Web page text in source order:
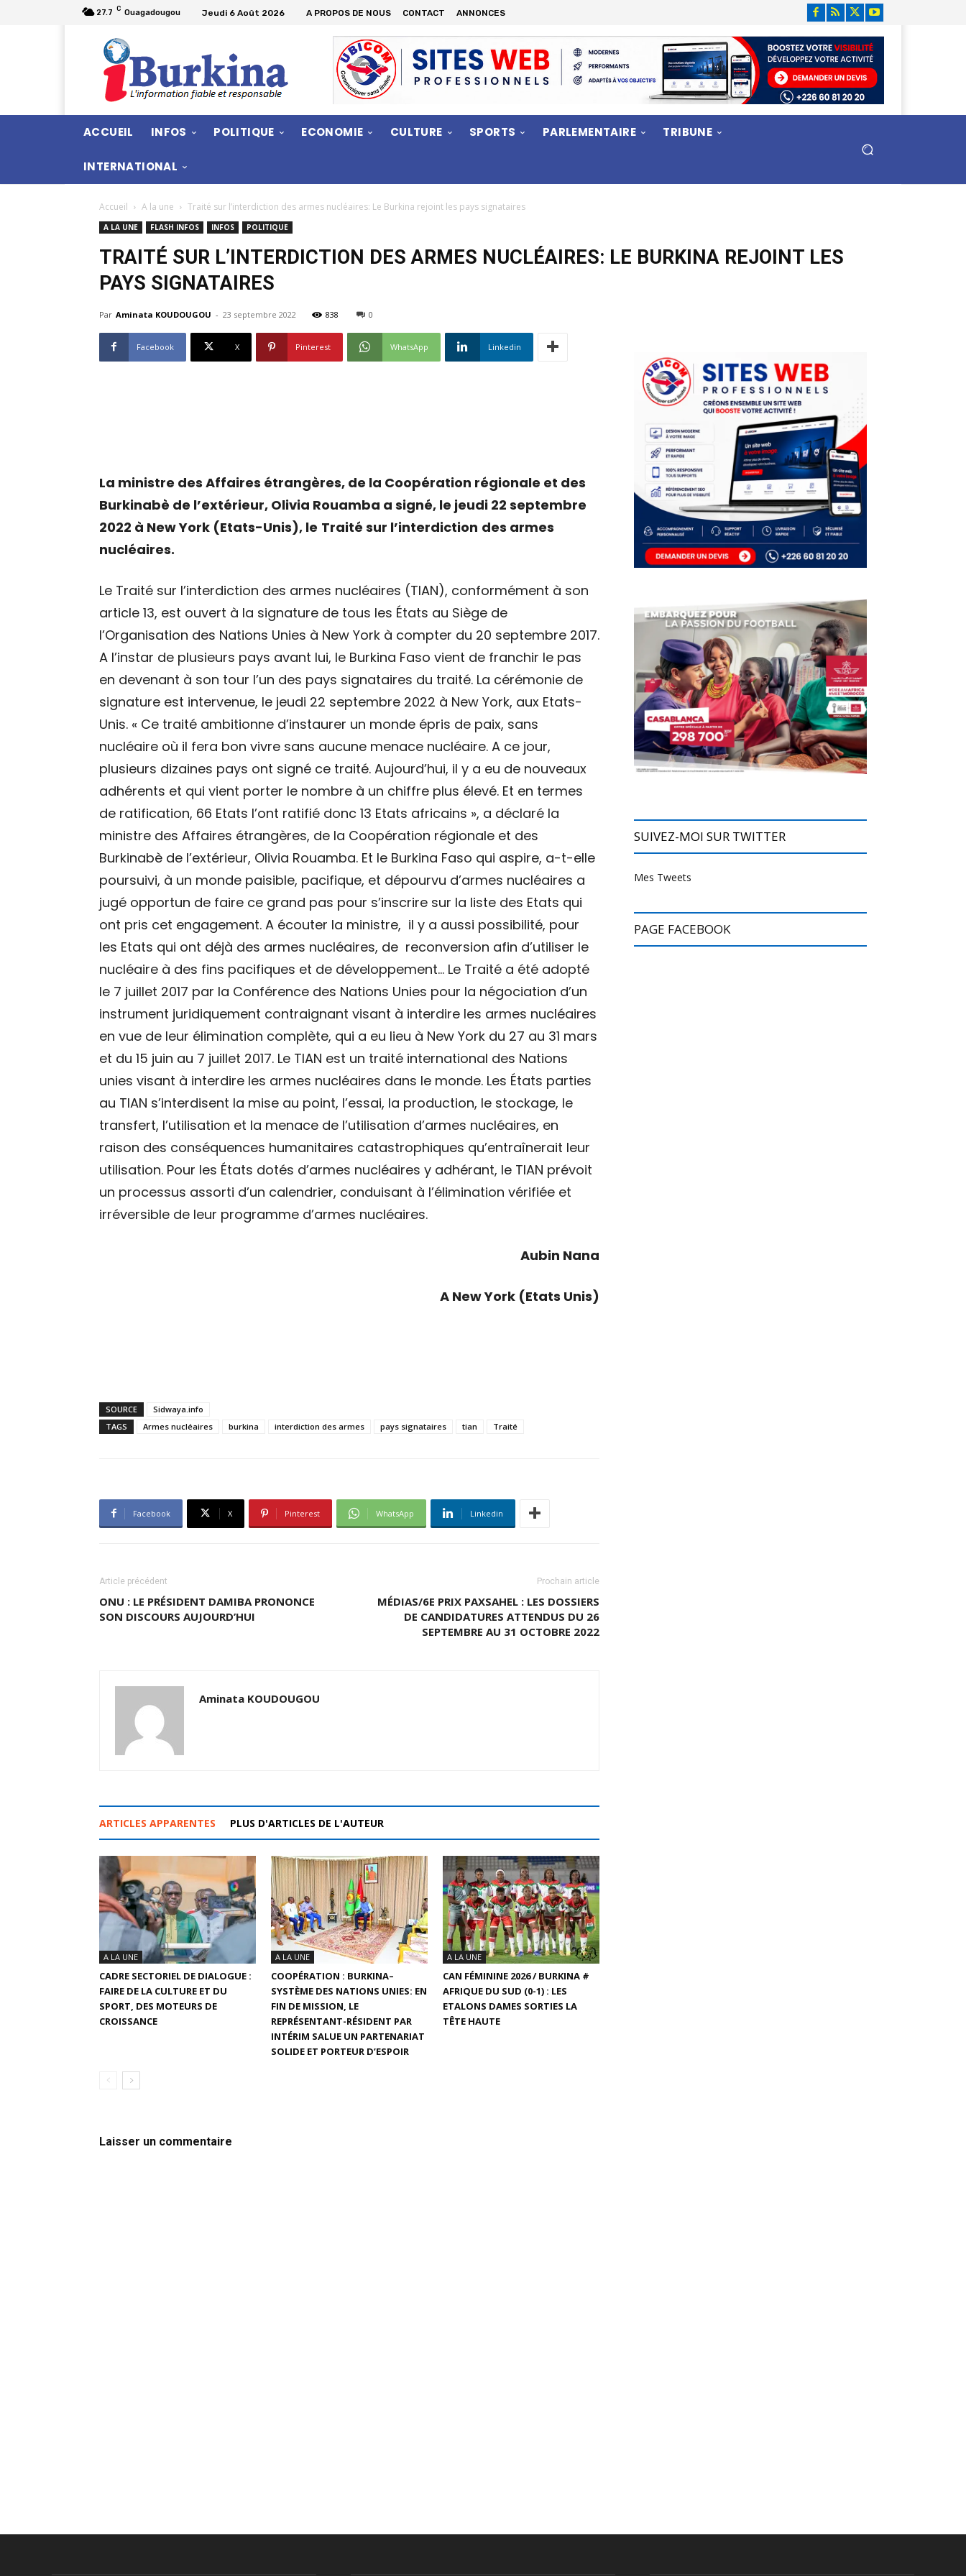
27.7 C Ouagadougou Jeudi 6 Août 2026 A PROPOS DE NOUS CONTACT ANNONCES
ACCUEIL INFOS POLITIQUE ECONOMIE CULTURE SPORTS PARLEMENTAIRE TRIBUNE
INTERNATIONAL
Accueil A la une Traité sur l’interdiction des armes nucléaires: Le Burkina rejoint les pays signataires
A LA UNE FLASH INFOS INFOS POLITIQUE
TRAITÉ SUR L’INTERDICTION DES ARMES NUCLÉAIRES: LE BURKINA REJOINT LES
PAYS SIGNATAIRES
Par Aminata KOUDOUGOU - 23 septembre 2022 838 0
Facebook X Pinterest WhatsApp Linkedin
La ministre des Affaires étrangères, de la Coopération régionale et des
Burkinabè de l’extérieur, Olivia Rouamba a signé, le jeudi 22 septembre
2022 à New York (Etats-Unis), le Traité sur l’interdiction des armes
nucléaires.
Le Traité sur l’interdiction des armes nucléaires (TIAN), conformément à son
article 13, est ouvert à la signature de tous les États au Siège de
l’Organisation des Nations Unies à New York à compter du 20 septembre 2017.
A l’instar de plusieurs pays avant lui, le Burkina Faso vient de franchir le pas
en devenant à son tour l’un des pays signataires du traité. La cérémonie de
signature est intervenue, le jeudi 22 septembre 2022 à New York, aux Etats-
Unis. « Ce traité ambitionne d’instaurer un monde épris de paix, sans
nucléaire où il fera bon vivre sans aucune menace nucléaire. A ce jour,
plusieurs dizaines pays ont signé ce traité. Aujourd’hui, il y a eu de nouveaux
adhérents et qui vient porter le nombre à un chiffre plus élevé. Et en termes
de ratification, 66 Etats l’ont ratifié donc 13 Etats africains », a déclaré la
ministre des Affaires étrangères, de la Coopération régionale et des
Burkinabè de l’extérieur, Olivia Rouamba. Et le Burkina Faso qui aspire, a-t-elle
poursuivi, à un monde paisible, pacifique, et dépourvu d’armes nucléaires a
jugé opportun de faire ce grand pas pour s’inscrire sur la liste des Etats qui
ont pris cet engagement. A écouter la ministre, il y a aussi possibilité, pour
les Etats qui ont déjà des armes nucléaires, de reconversion afin d’utiliser le
nucléaire à des fins pacifiques et de développement… Le Traité a été adopté
le 7 juillet 2017 par la Conférence des Nations Unies pour la négociation d’un
instrument juridiquement contraignant visant à interdire les armes nucléaires
en vue de leur élimination complète, qui a eu lieu à New York du 27 au 31 mars
et du 15 juin au 7 juillet 2017. Le TIAN est un traité international des Nations
unies visant à interdire les armes nucléaires dans le monde. Les États parties
au TIAN s’interdisent la mise au point, l’essai, la production, le stockage, le
transfert, l’utilisation et la menace de l’utilisation d’armes nucléaires, en
raison des conséquences humanitaires catastrophiques qu’entraînerait leur
utilisation. Pour les États dotés d’armes nucléaires y adhérant, le TIAN prévoit
un processus assorti d’un calendrier, conduisant à l’élimination vérifiée et
irréversible de leur programme d’armes nucléaires.
Aubin Nana
A New York (Etats Unis)
SOURCE
Sidwaya.info
TAGS
Armes nucléaires burkina interdiction des armes pays signataires tian Traité
Facebook X Pinterest WhatsApp Linkedin
Article précédent
ONU : LE PRÉSIDENT DAMIBA PRONONCE
SON DISCOURS AUJOURD’HUI
Prochain article
MÉDIAS/6E PRIX PAXSAHEL : LES DOSSIERS
DE CANDIDATURES ATTENDUS DU 26
SEPTEMBRE AU 31 OCTOBRE 2022
Aminata KOUDOUGOU
ARTICLES APPARENTES PLUS D'ARTICLES DE L'AUTEUR
A LA UNE
CADRE SECTORIEL DE DIALOGUE :
FAIRE DE LA CULTURE ET DU
SPORT, DES MOTEURS DE
CROISSANCE
A LA UNE
COOPÉRATION : BURKINA–
SYSTÈME DES NATIONS UNIES: EN
FIN DE MISSION, LE
REPRÉSENTANT-RÉSIDENT PAR
INTÉRIM SALUE UN PARTENARIAT
SOLIDE ET PORTEUR D’ESPOIR
A LA UNE
CAN FÉMININE 2026 / BURKINA #
AFRIQUE DU SUD (0-1) : LES
ETALONS DAMES SORTIES LA
TÊTE HAUTE
Laisser un commentaire
SUIVEZ-MOI SUR TWITTER
Mes Tweets
PAGE FACEBOOK